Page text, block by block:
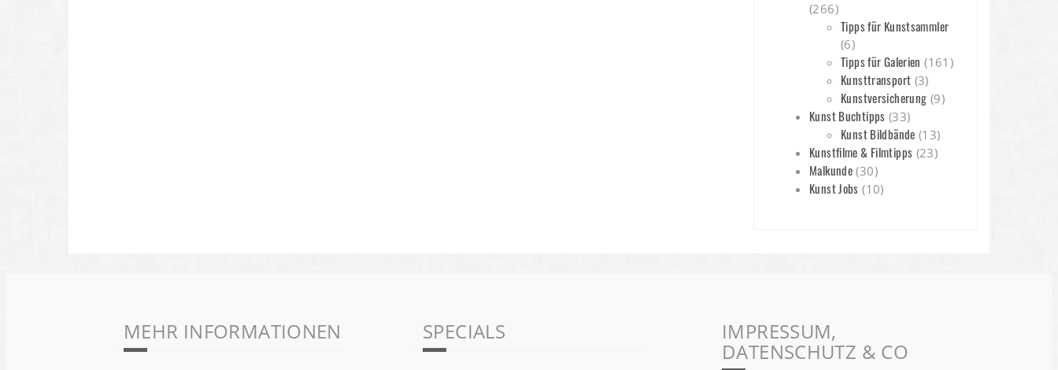
(266)
Tipps für Kunstsammler
(6)
Tipps für Galerien (161)
Kunsttransport (3)
Kunstversicherung (9)
Kunst Buchtipps (33)
Kunst Bildbände (13)
Kunstfilme & Filmtipps (23)
Malkunde (30)
Kunst Jobs (10)
MEHR INFORMATIONEN SPECIALS IMPRESSUM,
DATENSCHUTZ & CO